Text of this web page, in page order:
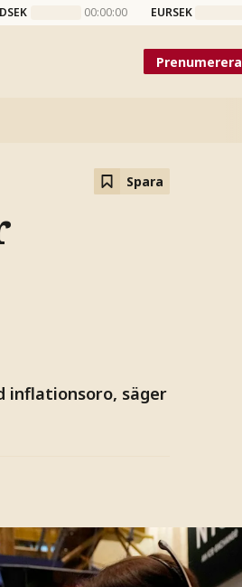
00:00:00 EURSEK
Prenumerera
Spara
inflationsoro, säger